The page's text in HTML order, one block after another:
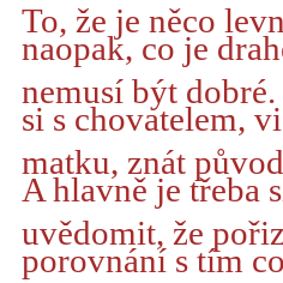
To, že je něco
naopak, co je
nemusí být
si s chovatelem,
matku, znát
A hlavně je třeba
uvědomit, že
porovnání s tím